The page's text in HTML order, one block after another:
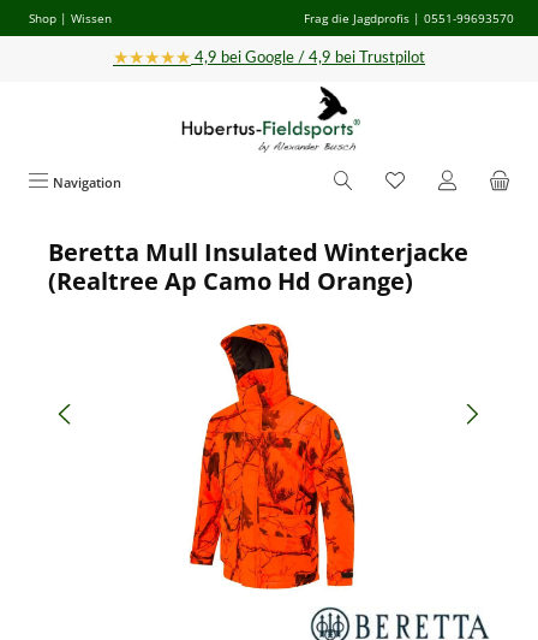
Zum Hauptinhalt springen
Shop | Wissen Frag die Jagdprofis | 0551-99693570
★★★★★ 4,9 bei Google / 4,9 bei Trustpilot
Navigation
Bildergalerie überspringen
Beretta Mull Insulated Winterjacke
(Realtree Ap Camo Hd Orange)